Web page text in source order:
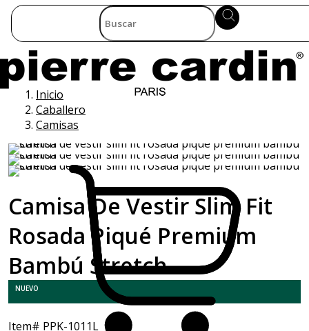
Inicio
Caballero
Camisas
Camisa De Vestir Slim Fit
Rosada Piqué Premium
Bambú Stretch
NUEVO
Item# PPK-1011L